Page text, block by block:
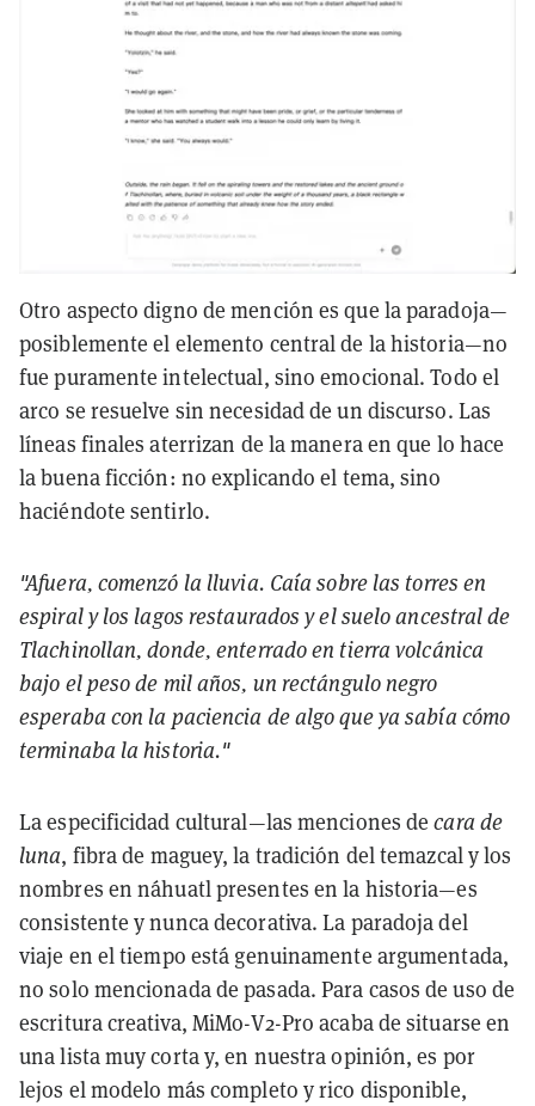
Otro aspecto digno de mención es que la paradoja—
posiblemente el elemento central de la historia—no
fue puramente intelectual, sino emocional. Todo el
arco se resuelve sin necesidad de un discurso. Las
líneas finales aterrizan de la manera en que lo hace
la buena ficción: no explicando el tema, sino
haciéndote sentirlo.
"Afuera, comenzó la lluvia. Caía sobre las torres en
espiral y los lagos restaurados y el suelo ancestral de
Tlachinollan, donde, enterrado en tierra volcánica
bajo el peso de mil años, un rectángulo negro
esperaba con la paciencia de algo que ya sabía cómo
terminaba la historia."
La especificidad cultural—las menciones decara de
luna, fibra de maguey, la tradición del temazcal y los
nombres en náhuatl presentes en la historia—es
consistente y nunca decorativa. La paradoja del
viaje en el tiempo está genuinamente argumentada,
no solo mencionada de pasada. Para casos de uso de
escritura creativa, MiMo-V2-Pro acaba de situarse en
una lista muy corta y, en nuestra opinión, es por
lejos el modelo más completo y rico disponible,